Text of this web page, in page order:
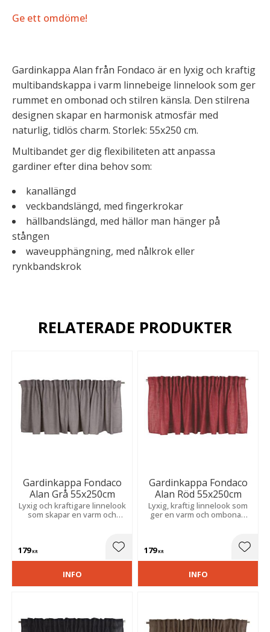
Ge ett omdöme!
Gardinkappa Alan från Fondaco är en lyxig och kraftig
multibandskappa i varm linnebeige linnelook som ger
rummet en ombonad och stilren känsla. Den stilrena
designen skapar en harmonisk atmosfär med
naturlig, tidlös charm. Storlek: 55x250 cm.
Multibandet ger dig flexibiliteten att anpassa
gardiner efter dina behov som:
kanallängd
veckbandslängd, med fingerkrokar
hällbandslängd, med hällor man hänger på
stången
waveupphängning, med nålkrok eller
rynkbandskrok
RELATERADE PRODUKTER
Gardinkappa Fondaco
Alan Grå 55x250cm
Lyxig och kraftigare linnelook
som skapar en varm och
179KR Lägg till i favoriter
INFO
Gardinkappa Fondaco
Alan Röd 55x250cm
Lyxig, kraftig linnelook som
ger en varm och ombonad
179KR
INFO